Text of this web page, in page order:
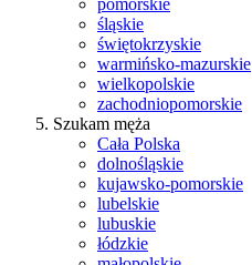
pomorskie
śląskie
świętokrzyskie
warmińsko-mazurskie
wielkopolskie
zachodniopomorskie
Szukam męża
Cała Polska
dolnośląskie
kujawsko-pomorskie
lubelskie
lubuskie
łódzkie